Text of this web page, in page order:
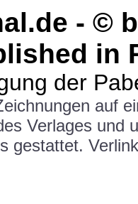
- ©
in
der
auf
Verlages und
gestattet.